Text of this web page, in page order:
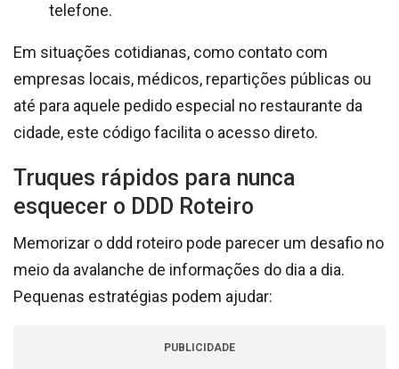
telefone.
Em situações cotidianas, como contato com
empresas locais, médicos, repartições públicas ou
até para aquele pedido especial no restaurante da
cidade, este código facilita o acesso direto.
Truques rápidos para nunca
esquecer o DDD Roteiro
Memorizar o ddd roteiro pode parecer um desafio no
meio da avalanche de informações do dia a dia.
Pequenas estratégias podem ajudar:
PUBLICIDADE